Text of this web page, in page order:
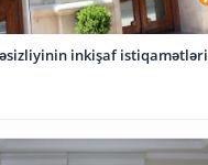
inkişaf istiqamətləri müzakirə